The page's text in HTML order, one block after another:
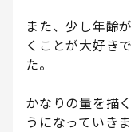
また、少し年齢
くことが大好き
た。
かなりの量を描
うになっていき